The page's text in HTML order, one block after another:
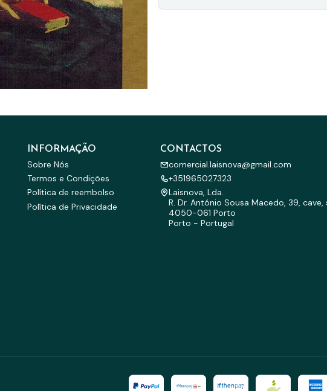
INFORMAÇÃO
Sobre Nós
Termos e Condições
Política de reembolso
Política de Privacidade
CONTACTOS
comercial.laisnova@gmail.com
+351965027323
Laisnova, Lda.
R. Dr. António Sousa Macedo, 39,
4050-061 Porto
Porto - Portugal